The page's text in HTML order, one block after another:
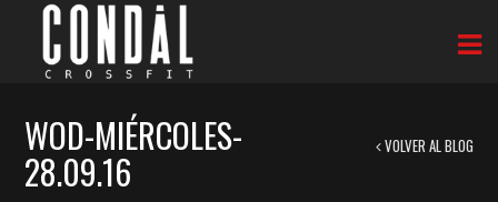
WOD-MIÉRCOLES-
28.09.16
VOLVER AL BLOG